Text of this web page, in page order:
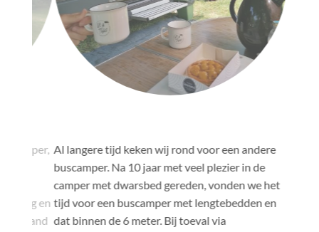
en
"
Al langere tijd keken wij rond voor een andere
buscamper. Na 10 jaar met veel plezier in de
camper met dwarsbed gereden, vonden we het
tijd voor een buscamper met lengtebedden en
dat binnen de 6 meter. Bij toeval via
"Al enige
wens